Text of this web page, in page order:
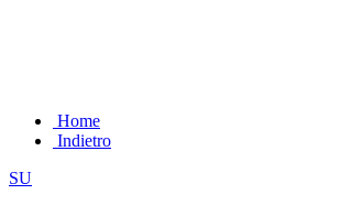
Home
Indietro
SU